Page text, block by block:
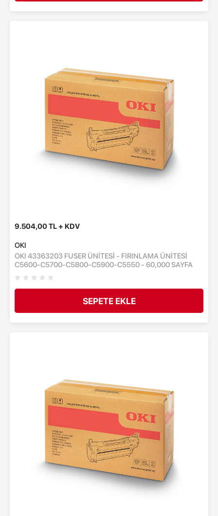
9.504,00 TL + KDV
OKI
OKI 43363203 FUSER ÜNİTESİ - FIRINLAMA ÜNİTESİ
C5600-C5700-C5800-C5900-C5550 - 60,000 SAYFA
SEPETE EKLE